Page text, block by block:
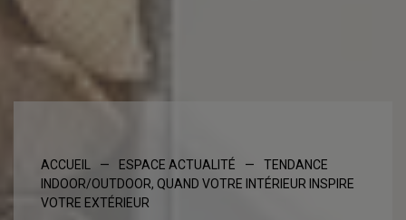
ACCUEIL — ESPACE ACTUALITÉ —
TENDANCE
INDOOR/OUTDOOR, QUAND VOTRE INTÉRIEUR INSPIRE
VOTRE EXTÉRIEUR